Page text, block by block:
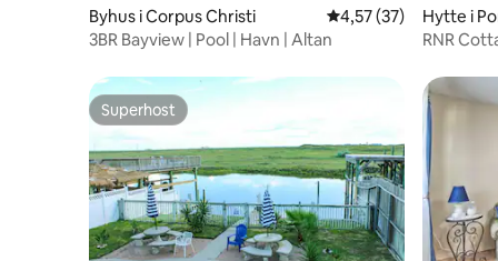
Byhus i Corpus Christi 4,57 ud af 5 i
4,57 (37)
3BR Bayview | Pool | Havn | Altan
Hytte i
RNR
Superhost
Superhost